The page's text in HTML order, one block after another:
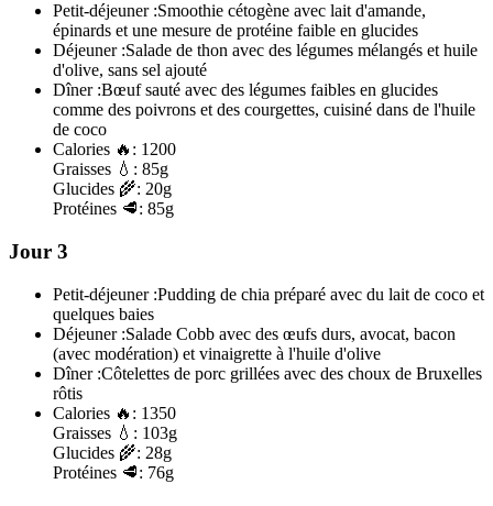
Petit-déjeuner :Smoothie cétogène avec lait d'amande,
épinards et une mesure de protéine faible en glucides
Déjeuner :Salade de thon avec des légumes mélangés et huile
d'olive, sans sel ajouté
Dîner :Bœuf sauté avec des légumes faibles en glucides
comme des poivrons et des courgettes, cuisiné dans de l'huile
de coco
Calories 🔥: 1200
Graisses 💧: 85g
Glucides 🌾: 20g
Protéines 🥩: 85g
Jour 3
Petit-déjeuner :Pudding de chia préparé avec du lait de coco et
quelques baies
Déjeuner :Salade Cobb avec des œufs durs, avocat, bacon
(avec modération) et vinaigrette à l'huile d'olive
Dîner :Côtelettes de porc grillées avec des choux de Bruxelles
rôtis
Calories 🔥: 1350
Graisses 💧: 103g
Glucides 🌾: 28g
Protéines 🥩: 76g